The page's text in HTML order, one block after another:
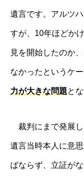
遺言です。アルツ
すが、10年ほどか
見を開始したのか
なかったというケ
力が大きな問題と
裁判にまで発展し
遺言当時本人に意
ばならず、立証が